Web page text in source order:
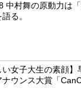
中村舞の原動力は
る。
い女子大生の素顔】
ナウンス大賞「